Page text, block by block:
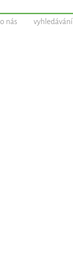
o nás vyhledávání